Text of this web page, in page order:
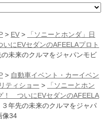
> EV >
「ソニーとホンダ」日
にEVセダンのAFEELAプロト
の未来のクルマをジャパンモビ
> 自動車イベント・カーイベン
ティショー >
「ソニーとホン
！ ついにEVセダンのAFEELA
３年先の未来のクルマをジャパ
像34